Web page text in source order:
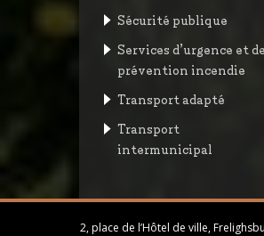
Sécurité publique
Services d’urgence et de
prévention incendie
Transport adapté
Transport
intermunicipal
2, place de l’Hôtel de ville,